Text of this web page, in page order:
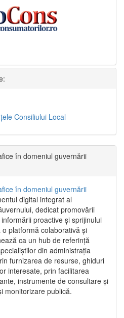
Consiliului Local
în domeniul guvernării
în domeniul guvernării
digital integrat al
dedicat promovării
proactive și sprijinului
platformă colaborativă și
ca un hub de referință
din administrația
furnizarea de resurse, ghiduri
interesate, prin facilitarea
instrumente de consultare și
monitorizare publică.